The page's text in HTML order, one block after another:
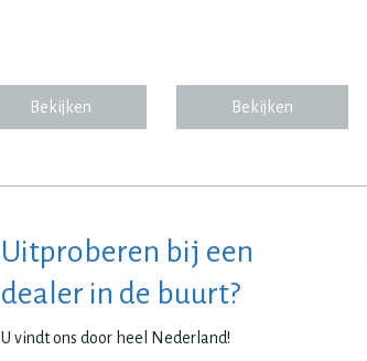
Bekijken Bekijken
Uitproberen bij een
dealer in de buurt?
U vindt ons door heel Nederland!